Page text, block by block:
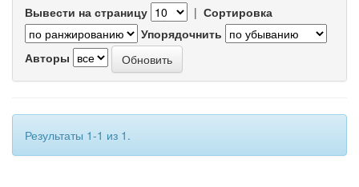
Вывести на страницу | Сортировка
Упорядочнить
Авторы
Результаты 1-1 из 1.